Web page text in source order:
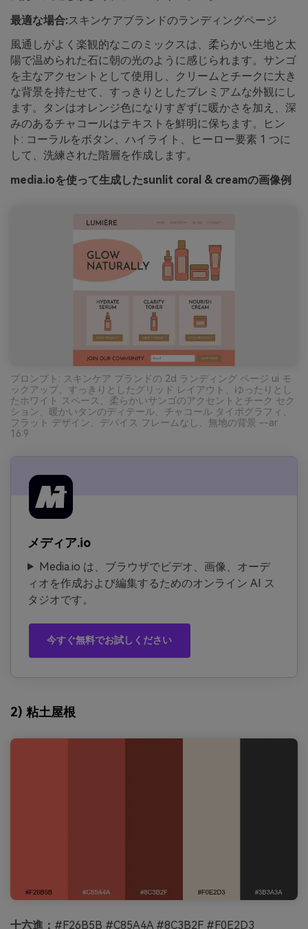
最適な場合:スキンケアブランドのランディングページ
風通しがよく楽観的なこのミックスは、柔らかい生地と太
陽で温められた石に朝の光のように感じられます。サンゴ
を主なアクセントとして使用し、クリームとチークに大き
な背景を持たせて、すっきりとしたプレミアムな外観にし
ます。タンはオレンジ色になりすぎずに暖かさを加え、深
みのあるチャコールはテキストを鮮明に保ちます。ヒン
ト: コーラルをボタン、ハイライト、ヒーロー要素 1 つに
して、洗練された階層を作成します。
media.ioを使って生成したsunlit coral & creamの画像例
プロンプト: スキンケア ブランドの 2d ランディング ページ ui モ
ックアップ、すっきりとしたグリッド レイアウト、ゆったりとし
たホワイト スペース、柔らかいサンゴのアクセントとチーク セク
ション、暖かいタンのディテール、チャコール タイポグラフィ、
フラット デザイン、デバイス フレームなし、無地の背景 --ar
16:9
メディア.io
Media.io は、ブラウザでビデオ、画像、オーデ
ィオを作成および編集するためのオンライン AI ス
タジオです。
今すぐ無料でお試しください
2) 粘土屋根
十六進： #F26B5B #C85A4A #8C3B2F #F0E2D3